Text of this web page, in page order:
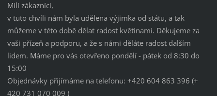
Milí zákazníci,
v tuto chvíli nám byla udělena výjimka od státu, a tak
můžeme v této době dělat radost květinami. Děkujeme za
vaši přízeň a podporu, a že s námi děláte radost dalším
lidem. Máme pro vás otevřeno pondělí - pátek od 8:30 do
15:00
Objednávky přijímáme na telefonu: +420 604 863 396 (+
420 731 070 009 )